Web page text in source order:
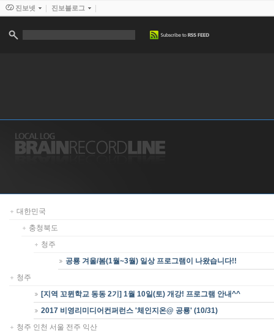
대한민국
충청북도
청주
공룡 겨울/봄(1월~3월) 일상 프로그램이 나왔습니다!!
청주
[지역 꼬뮌학교 동동 2기] 1월 10일(토) 개강! 프로그램 안내^^
2017 비영리미디어컨퍼런스 '체인지온@ 공룡' (10/31)
청주 인천 서울 전주 익산
진보넷 진보블로그